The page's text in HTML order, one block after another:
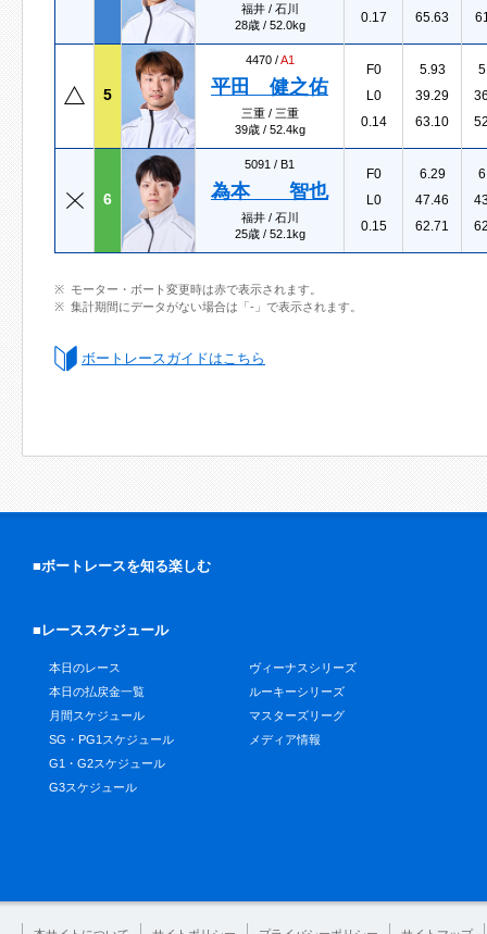
福井 / 石川
28歳 / 52.0kg
0.17
65.63
5
4470 /A1
平田 健之佑
三重 / 三重
39歳 / 52.4kg
F0
L0
0.14
5.93
39.29
63.10
6
5091 / B1
為本 智也
福井 / 石川
25歳 / 52.1kg
F0
L0
0.15
6.29
47.46
62.71
モーター・ボート変更時は赤で表示されます。
集計期間にデータがない場合は「-」で表示されます。
ボートレースガイドはこちら
■ボートレースを知る楽しむ
■レーススケジュール
本日のレース
本日の払戻金一覧
月間スケジュール
SG・PG1スケジュール
G1・G2スケジュール
G3スケジュール
ヴィーナスシリーズ
ルーキーシリーズ
マスターズリーグ
メディア情報